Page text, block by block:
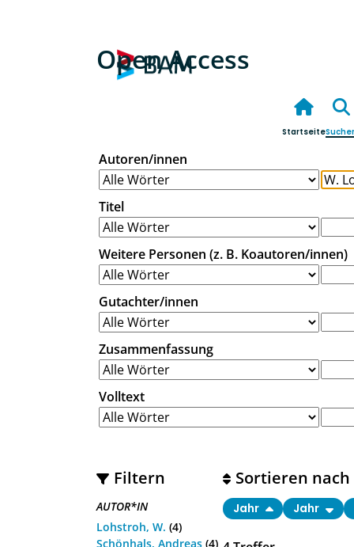
Open Access
Startseite
Autoren/innen
Titel
Weitere Personen (z. B. Koautoren/innen)
Gutachter/innen
Zusammenfassung
Volltext
Filtern
AUTOR*IN
Lohstroh, W. (4)
Schönhals, Andreas (4)
Sortieren nach
Jahr Jahr